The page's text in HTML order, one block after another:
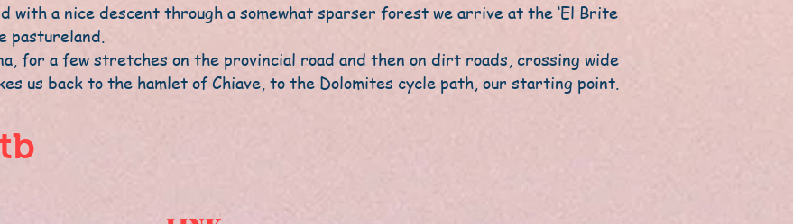
a nice descent through a somewhat sparser forest we arrive at the ‘El Brite
pastureland.
for a few stretches on the provincial road and then on dirt roads, crossing wide
us back to the hamlet of Chiave, to the Dolomites cycle path, our starting point.